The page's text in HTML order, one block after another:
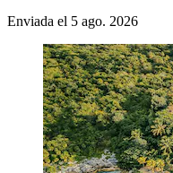
Enviada el 5 ago. 2026